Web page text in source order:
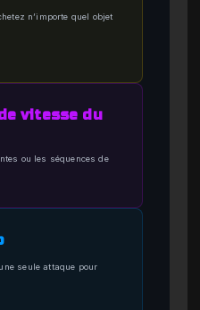
n’importe quel objet
vitesse du
ou les séquences de
seule attaque pour